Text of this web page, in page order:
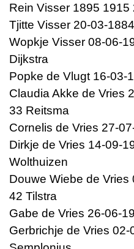
Rein Visser 1895 1915
Tjitte Visser 20-03-
Wopkje Visser 08-06-
Dijkstra
Popke de Vlugt 16-03-
Claudia Akke de Vries
33 Reitsma
Cornelis de Vries 27-
Dirkje de Vries 14-09-
Wolthuizen
Douwe Wiebe de
42 Tilstra
Gabe de Vries 26-06-
Gerbrichje de Vries